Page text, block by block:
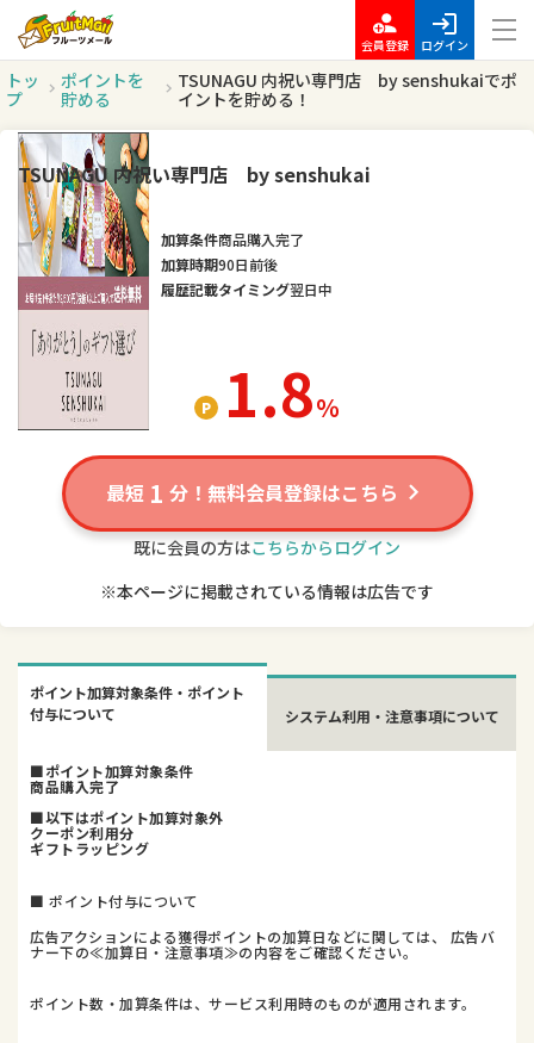
会員登録 ログイン
トッ
プ
ポイントを
貯める
TSUNAGU 内祝い専門店 by senshukaiでポ
イントを貯める！
TSUNAGU 内祝い専門店 by senshukai
1.8％
加算条件商品購入完了
加算時期90日前後
履歴記載タイミング翌日中
最短 1 分！無料会員登録はこちら
既に会員の方はこちらからログイン
※本ページに掲載されている情報は広告です
ポイント加算対象条件・ポイント
付与について
システム利用・注意事項について
■ポイント加算対象条件
商品購入完了
■以下はポイント加算対象外
クーポン利用分
ギフトラッピング
■ ポイント付与について
広告アクションによる獲得ポイントの加算日などに関しては、 広告バ
ナー下の≪加算日・注意事項≫の内容をご確認ください。
ポイント数・加算条件は、サービス利用時のものが適用されます。